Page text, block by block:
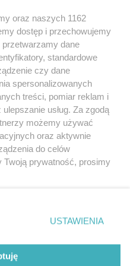
sp. z o.o.
zastrzeżone
prawna
oraz naszych 1162
dostęp i przechowujemy
dane
standardowe
czy dane
spersonalizowanych
treści, pomiar reklam i
usług. Za zgodą
możemy używać
oraz aktywnie
do celów
Twoją prywatność, prosimy
dolnym rogu strony
danych nie wymagają
będą miały
USTAWIENIA